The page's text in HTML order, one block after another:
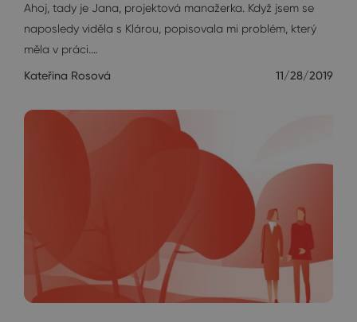
Ahoj, tady je Jana, projektová manažerka. Když jsem se
naposledy viděla s Klárou, popisovala mi problém, který
měla v práci.…
Kateřina Rosová 11/28/2019